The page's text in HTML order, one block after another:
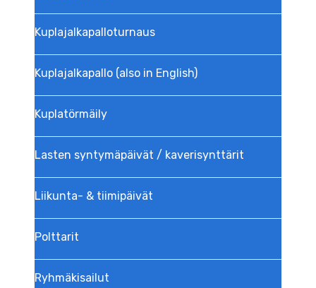
Kuplajalka­palloturnaus
Kuplajalkapallo (also in English)
Kuplatörmäily
Lasten syntymäpäivät / kaverisynttärit
Liikunta- & tiimipäivät
Polttarit
Ryhmäkisailut